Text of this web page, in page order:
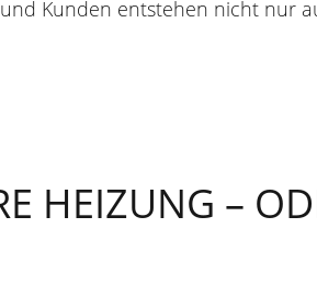
Kunden entstehen nicht nur
HEIZUNG –